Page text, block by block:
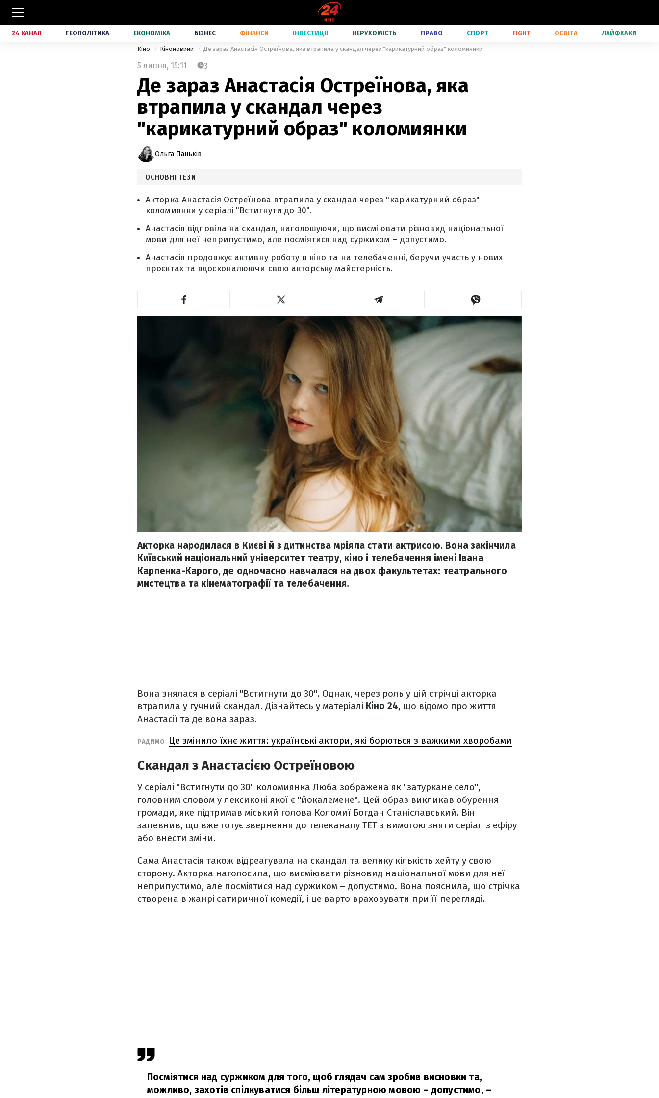
24 КАНАЛ ГЕОПОЛІТИКА ЕКОНОМІКА БІЗНЕС ФІНАНСИ ІНВЕСТИЦІЇ НЕРУХОМІСТЬ ПРАВО СПОРТ FIGHT ОСВІТА ЛАЙФХАКИ
Кіно Кіноновини Де зараз Анастасія Остреїнова, яка втрапила у скандал через "карикатурний образ" коломиянки
5 липня, 15:11 3
Де зараз Анастасія Остреїнова, яка
втрапила у скандал через
"карикатурний образ" коломиянки
Ольга Паньків
ОСНОВНІ ТЕЗИ
Акторка Анастасія Остреїнова втрапила у скандал через "карикатурний образ"
коломиянки у серіалі "Встигнути до 30".
Анастасія відповіла на скандал, наголошуючи, що висміювати різновид національної
мови для неї неприпустимо, але посміятися над суржиком – допустимо.
Анастасія продовжує активну роботу в кіно та на телебаченні, беручи участь у нових
проєктах та вдосконалюючи свою акторську майстерність.
Акторка народилася в Києві й з дитинства мріяла стати актрисою. Вона закінчила
Київський національний університет театру, кіно і телебачення імені Івана
Карпенка-Карого, де одночасно навчалася на двох факультетах: театрального
мистецтва та кінематографії та телебачення.
Вона знялася в серіалі "Встигнути до 30". Однак, через роль у цій стрічці акторка
втрапила у гучний скандал. Дізнайтесь у матеріалі Кіно 24, що відомо про життя
Анастасії та де вона зараз.
РАДИМО Це змінило їхнє життя: українські актори, які борються з важкими хворобами
Скандал з Анастасією Остреїновою
У серіалі "Встигнути до 30" коломиянка Люба зображена як "затуркане село",
головним словом у лексиконі якої є "йокалемене". Цей образ викликав обурення
громади, яке підтримав міський голова Коломиї Богдан Станіславський. Він
запевнив, що вже готує звернення до телеканалу ТЕТ з вимогою зняти серіал з ефіру
або внести зміни.
Сама Анастасія також відреагувала на скандал та велику кількість хейту у свою
сторону. Акторка наголосила, що висміювати різновид національної мови для неї
неприпустимо, але посміятися над суржиком – допустимо. Вона пояснила, що стрічка
створена в жанрі сатиричної комедії, і це варто враховувати при її перегляді.
Посміятися над суржиком для того, щоб глядач сам зробив висновки та,
можливо, захотів спілкуватися більш літературною мовою – допустимо, –